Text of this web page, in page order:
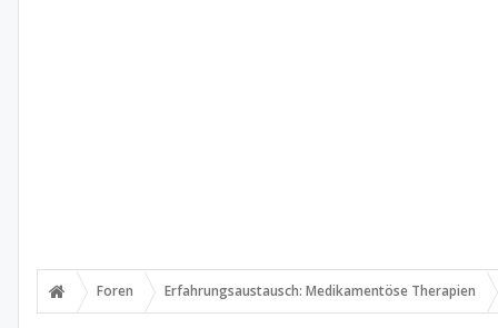
Foren Erfahrungsaustausch: Medikamentöse Therapien